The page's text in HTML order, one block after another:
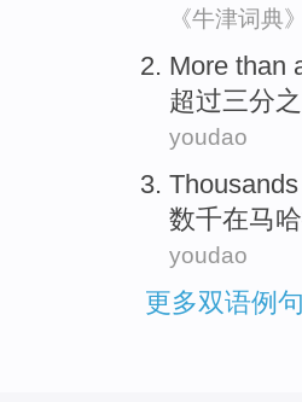
《牛津词典》
More than
超过三分
youdao
Thousands
数千在马
youdao
更多双语例句